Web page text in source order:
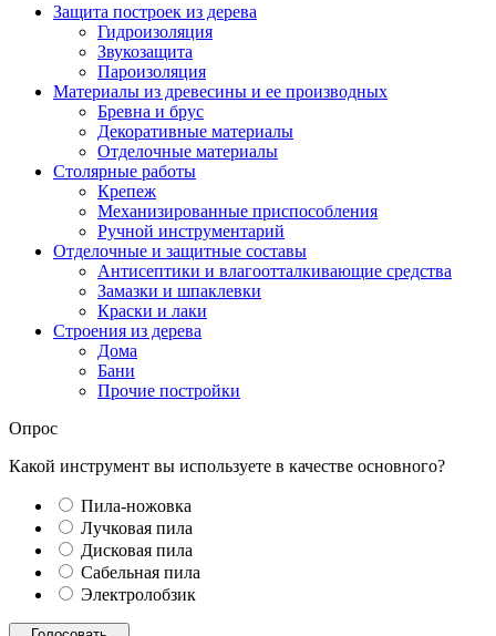
Защита построек из дерева
Гидроизоляция
Звукозащита
Пароизоляция
Материалы из древесины и ее производных
Бревна и брус
Декоративные материалы
Отделочные материалы
Столярные работы
Крепеж
Механизированные приспособления
Ручной инструментарий
Отделочные и защитные составы
Антисептики и влагоотталкивающие средства
Замазки и шпаклевки
Краски и лаки
Строения из дерева
Дома
Бани
Прочие постройки
Опрос
Какой инструмент вы используете в качестве основного?
Пила-ножовка
Лучковая пила
Дисковая пила
Сабельная пила
Электролобзик